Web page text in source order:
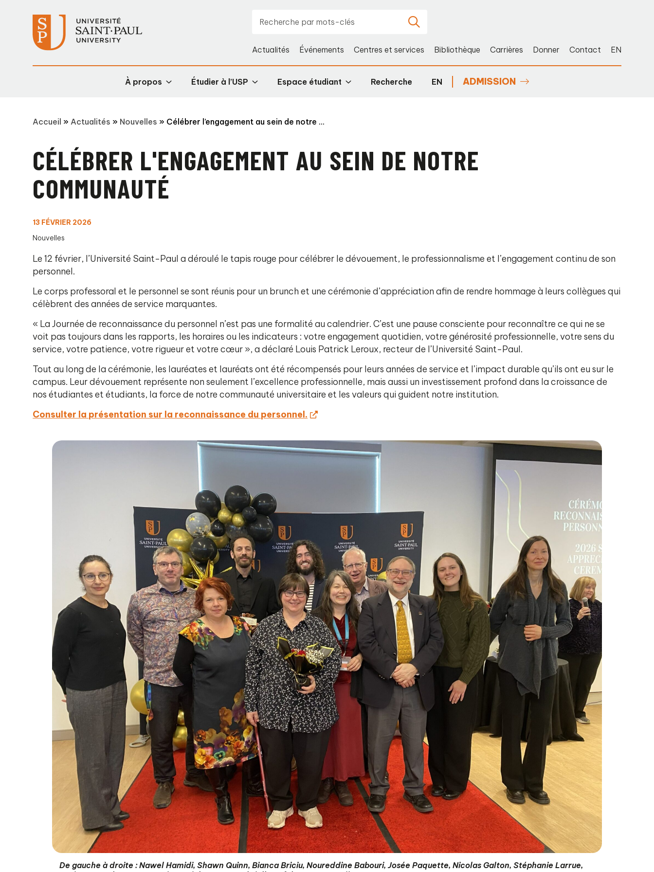
Actualités Événements Centres et services Bibliothèque Carrières Donner Contact EN
À propos Étudier à l’USP Espace étudiant Recherche EN ADMISSION
Accueil »Actualités » Nouvelles » Célébrer l’engagement au sein de notre ...
CÉLÉBRER L'ENGAGEMENT AU SEIN DE NOTRE
COMMUNAUTÉ
13 FÉVRIER 2026
Nouvelles
Le 12 février, l’Université Saint-Paul a déroulé le tapis rouge pour célébrer le dévouement, le professionnalisme et l’engagement continu de son
personnel.
Le corps professoral et le personnel se sont réunis pour un brunch et une cérémonie d’appréciation afin de rendre hommage à leurs collègues qui
célèbrent des années de service marquantes.
« La Journée de reconnaissance du personnel n’est pas une formalité au calendrier. C’est une pause consciente pour reconnaître ce qui ne se
voit pas toujours dans les rapports, les horaires ou les indicateurs : votre engagement quotidien, votre générosité professionnelle, votre sens du
service, votre patience, votre rigueur et votre cœur », a déclaré Louis Patrick Leroux, recteur de l’Université Saint-Paul.
Tout au long de la cérémonie, les lauréates et lauréats ont été récompensés pour leurs années de service et l’impact durable qu’ils ont eu sur le
campus. Leur dévouement représente non seulement l’excellence professionnelle, mais aussi un investissement profond dans la croissance de
nos étudiantes et étudiants, la force de notre communauté universitaire et les valeurs qui guident notre institution.
Consulter la présentation sur la reconnaissance du personnel.
De gauche à droite : Nawel Hamidi, Shawn Quinn, Bianca Briciu, Noureddine Babouri, Josée Paquette, Nicolas Galton, Stéphanie Larrue,